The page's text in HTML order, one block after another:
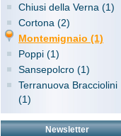
Chiusi della Verna (1)
Cortona (2)
Montemignaio (1)
Poppi (1)
Sansepolcro (1)
Terranuova Bracciolini
(1)
Newsletter